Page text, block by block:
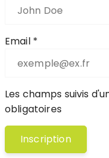
Email *
Les champs suivis
obligatoires